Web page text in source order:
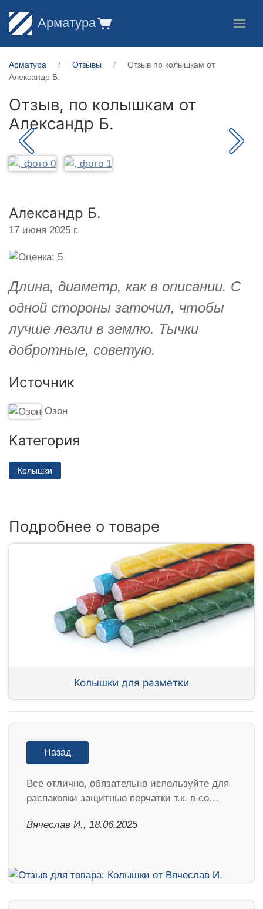
Арматура
Арматура Отзывы
Отзыв по колышкам от
Александр Б.
Отзыв, по колышкам от
Александр Б.
Александр Б.
17 июня 2025 г.
Длина, диаметр, как в описании. С
одной стороны заточил, чтобы
лучше лезли в землю. Тычки
добротные, советую.
Источник
Озон
Категория
Колышки
Подробнее о товаре
Колышки для разметки
Назад
Все отлично, обязательно используйте для
распаковки защитные перчатки т.к. в со…
Вячеслав И., 18.06.2025